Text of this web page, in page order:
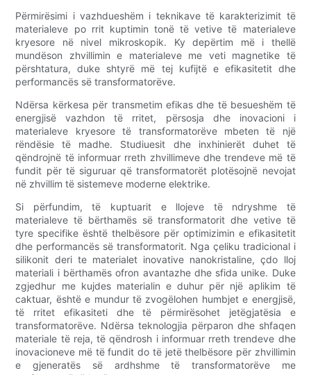
Përmirësimi i vazhdueshëm i teknikave të karakterizimit të
materialeve po rrit kuptimin tonë të vetive të materialeve
kryesore në nivel mikroskopik. Ky depërtim më i thellë
mundëson zhvillimin e materialeve me veti magnetike të
përshtatura, duke shtyrë më tej kufijtë e efikasitetit dhe
performancës së transformatorëve.
Ndërsa kërkesa për transmetim efikas dhe të besueshëm të
energjisë vazhdon të rritet, përsosja dhe inovacioni i
materialeve kryesore të transformatorëve mbeten të një
rëndësie të madhe. Studiuesit dhe inxhinierët duhet të
qëndrojnë të informuar rreth zhvillimeve dhe trendeve më të
fundit për të siguruar që transformatorët plotësojnë nevojat
në zhvillim të sistemeve moderne elektrike.
Si përfundim, të kuptuarit e llojeve të ndryshme të
materialeve të bërthamës së transformatorit dhe vetive të
tyre specifike është thelbësore për optimizimin e efikasitetit
dhe performancës së transformatorit. Nga çeliku tradicional i
silikonit deri te materialet inovative nanokristaline, çdo lloj
materiali i bërthamës ofron avantazhe dhe sfida unike. Duke
zgjedhur me kujdes materialin e duhur për një aplikim të
caktuar, është e mundur të zvogëlohen humbjet e energjisë,
të rritet efikasiteti dhe të përmirësohet jetëgjatësia e
transformatorëve. Ndërsa teknologjia përparon dhe shfaqen
materiale të reja, të qëndrosh i informuar rreth trendeve dhe
inovacioneve më të fundit do të jetë thelbësore për zhvillimin
e gjeneratës së ardhshme të transformatorëve me